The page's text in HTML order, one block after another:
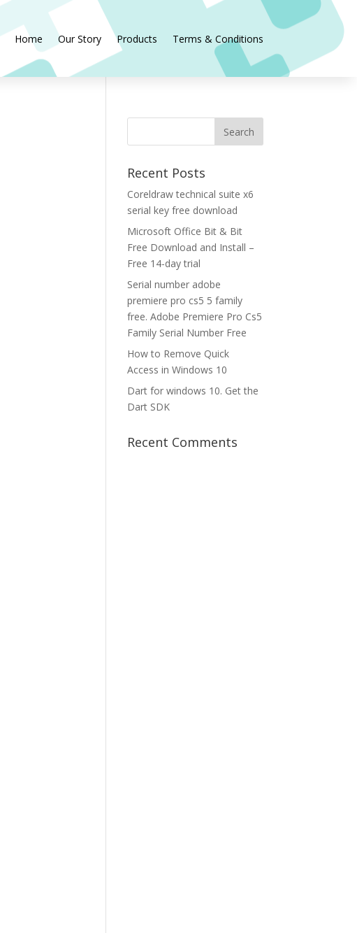
Home Our Story Products Terms & Conditions
Recent Posts
Coreldraw technical suite x6
serial key free download
Microsoft Office Bit & Bit
Free Download and Install –
Free 14-day trial
Serial number adobe
premiere pro cs5 5 family
free. Adobe Premiere Pro Cs5
Family Serial Number Free
How to Remove Quick
Access in Windows 10
Dart for windows 10. Get the
Dart SDK
Recent Comments